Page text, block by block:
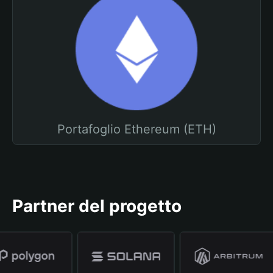
Portafoglio Ethereum (ETH)
Partner del progetto